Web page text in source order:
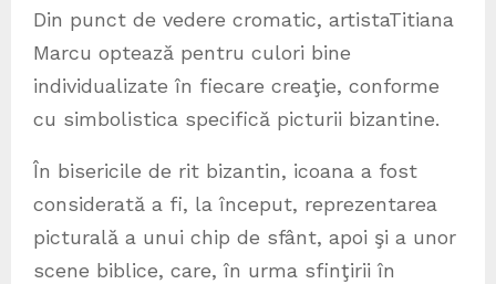
Din punct de vedere cromatic, artistaTitiana
Marcu optează pentru culori bine
individualizate în fiecare creaţie, conforme
cu simbolistica specifică picturii bizantine.
În bisericile de rit bizantin, icoana a fost
considerată a fi, la început, reprezentarea
picturală a unui chip de sfânt, apoi şi a unor
scene biblice, care, în urma sfinţirii în